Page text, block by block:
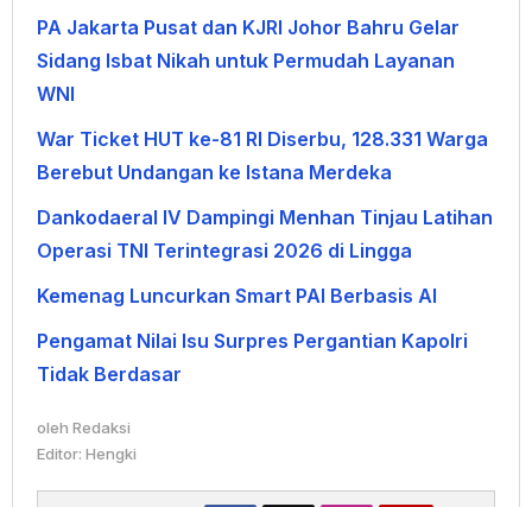
PA Jakarta Pusat dan KJRI Johor Bahru Gelar
Sidang Isbat Nikah untuk Permudah Layanan
WNI
War Ticket HUT ke-81 RI Diserbu, 128.331 Warga
Berebut Undangan ke Istana Merdeka
Dankodaeral IV Dampingi Menhan Tinjau Latihan
Operasi TNI Terintegrasi 2026 di Lingga
Kemenag Luncurkan Smart PAI Berbasis AI
Pengamat Nilai Isu Surpres Pergantian Kapolri
Tidak Berdasar
oleh Redaksi
Editor: Hengki